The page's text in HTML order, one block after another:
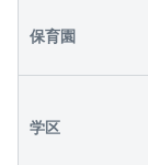
保育園
学区